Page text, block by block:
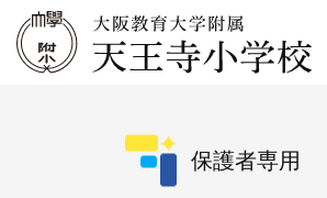
保護者専用